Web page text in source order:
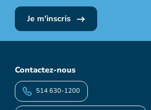
Je m'inscris
Contactez-nous
514 630-1200